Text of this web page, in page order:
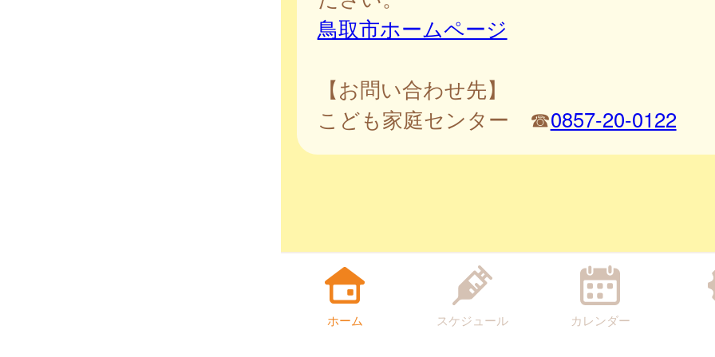
鳥取市ホームページ
【お問い合わせ先】
こども家庭センター ☎0857-20-0122
ホーム スケジュール カレンダー